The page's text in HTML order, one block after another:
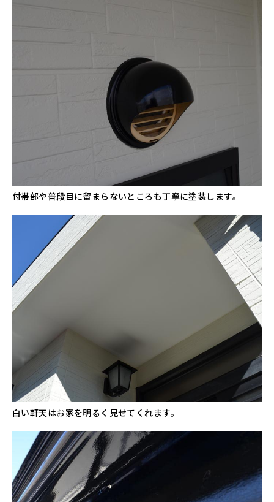
付帯部や普段目に留まらないところも丁寧に塗装します。
白い軒天はお家を明るく見せてくれます。